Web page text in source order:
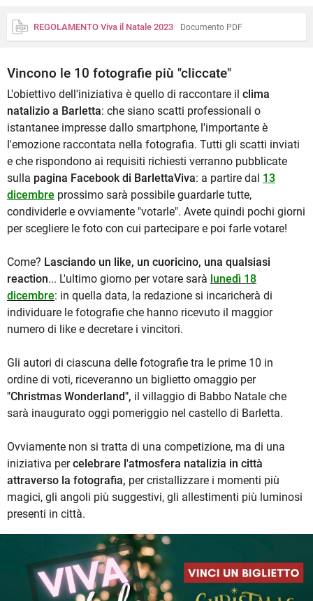
REGOLAMENTO Viva il Natale 2023 Documento PDF
Vincono le 10 fotografie più "cliccate"
L'obiettivo dell'iniziativa è quello di raccontare il clima
natalizio a Barletta: che siano scatti professionali o
istantanee impresse dallo smartphone, l'importante è
l'emozione raccontata nella fotografia. Tutti gli scatti inviati
e che rispondono ai requisiti richiesti verranno pubblicate
sulla pagina Facebook di BarlettaViva: a partire dal 13
dicembre prossimo sarà possibile guardarle tutte,
condividerle e ovviamente "votarle". Avete quindi pochi giorni
per scegliere le foto con cui partecipare e poi farle votare!
Come? Lasciando un like, un cuoricino, una qualsiasi
reaction... L'ultimo giorno per votare sarà lunedì 18
dicembre: in quella data, la redazione si incaricherà di
individuare le fotografie che hanno ricevuto il maggior
numero di like e decretare i vincitori.
Gli autori di ciascuna delle fotografie tra le prime 10 in
ordine di voti, riceveranno un biglietto omaggio per
"Christmas Wonderland", il villaggio di Babbo Natale che
sarà inaugurato oggi pomeriggio nel castello di Barletta.
Ovviamente non si tratta di una competizione, ma di una
iniziativa percelebrare l'atmosfera natalizia in città
attraverso la fotografia, per cristallizzare i momenti più
magici, gli angoli più suggestivi, gli allestimenti più luminosi
presenti in città.